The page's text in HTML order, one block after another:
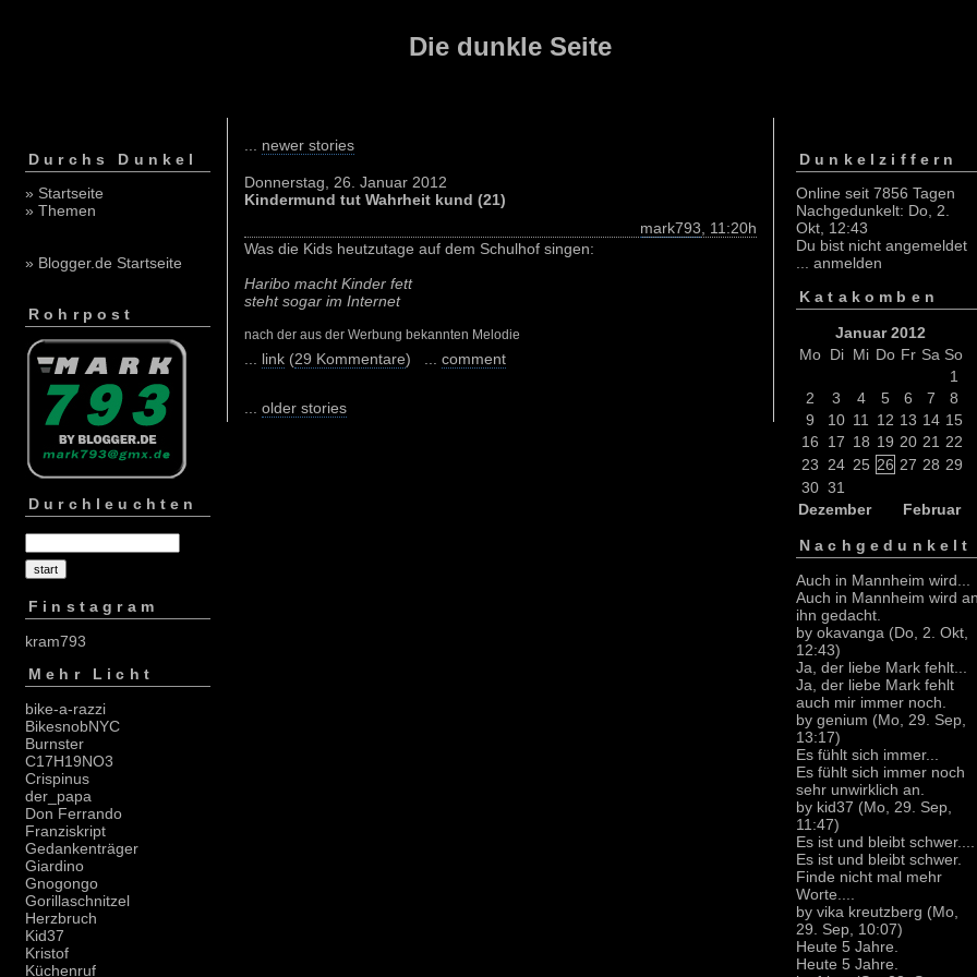
Die dunkle Seite
Durchs Dunkel
» Startseite
» Themen
» Blogger.de Startseite
Rohrpost
Durchleuchten
Finstagram
kram793
Mehr Licht
bike-a-razzi
BikesnobNYC
Burnster
C17H19NO3
Crispinus
der_papa
Don Ferrando
Franziskript
Gedankenträger
Giardino
Gnogongo
Gorillaschnitzel
Herzbruch
Kid37
Kristof
Küchenruf
newer stories
Donnerstag, 26. Januar 2012
Kindermund tut Wahrheit kund (21)
mark793 , 11:20h
Was die Kids heutzutage auf dem Schulhof singen:
Haribo macht Kinder fett
steht sogar im Internet
nach der aus der Werbung bekannten Melodie
link (29 Kommentare) ... comment
older stories
Dunkelziffern
Online seit 7856 Tagen
Nachgedunkelt: Do, 2.
Okt, 12:43
Du bist nicht angemeldet
... anmelden
Katakomben
Januar 2012
Mo Di Mi Do Fr Sa So
1
2
3 4 5 6 7
8
9
10 11 12 13 14 15
16
17 18 19 20 21 22
23 24 25 26 27 28 29
30 31
Dezember
Februar
Nachgedunkelt
Auch in Mannheim wird...
Auch in Mannheim wird
ihn gedacht.
by okavanga (Do, 2. Okt,
12:43)
Ja, der liebe Mark fehlt...
Ja, der liebe Mark fehlt
auch mir immer noch.
by genium (Mo, 29. Sep,
13:17)
Es fühlt sich immer...
Es fühlt sich immer noch
sehr unwirklich an.
by kid37 (Mo, 29. Sep,
11:47)
Es ist und bleibt schwer....
Es ist und bleibt schwer.
Finde nicht mal mehr
Worte....
by vika kreutzberg (Mo,
29. Sep, 10:07)
Heute 5 Jahre.
Heute 5 Jahre.